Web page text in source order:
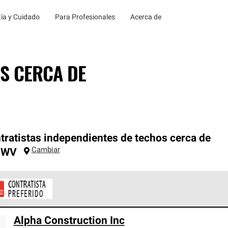
y Cuidado Para Profesionales Acerca de
CERCA DE
independientes de techos cerca de
WV Cambiar
con altos estándares y requisitos estrictos de
Alpha Construction Inc